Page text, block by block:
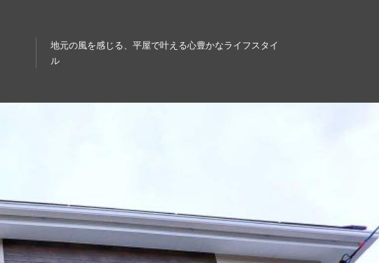
地元の風を感じる、平屋で叶える心豊かなライフスタイ
ル